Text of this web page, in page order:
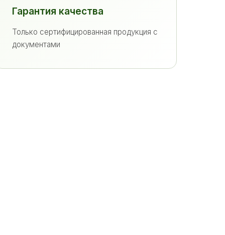
Гарантия качества
Только сертифицированная продукция с
документами